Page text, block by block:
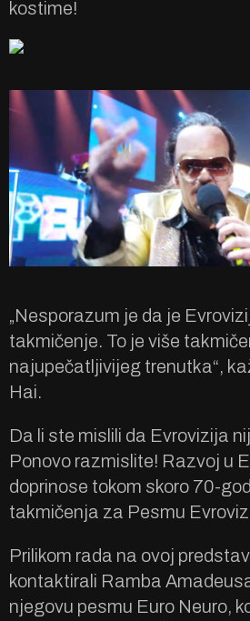
kostime!
„Nesporazum je da je
takmičenje. To je više
najupečatljivijeg trenutka“,
Hai.
Da li ste mislili da Evrovizija
Ponovo razmislite! Razvoj u
doprinose tokom skoro 70-
takmičenja za Pesmu
Prilikom rada na ovoj
kontaktirali Ramba
njegovu pesmu Euro Neuro,